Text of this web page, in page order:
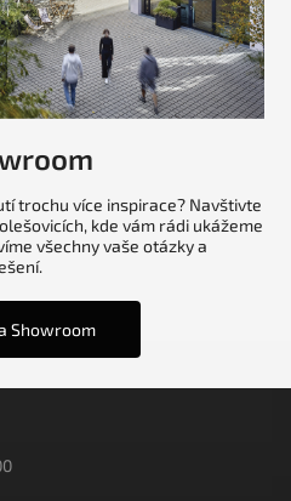
trochu více inspirace? Navštivte
kde vám rádi ukážeme
všechny vaše otázky a
Showroom